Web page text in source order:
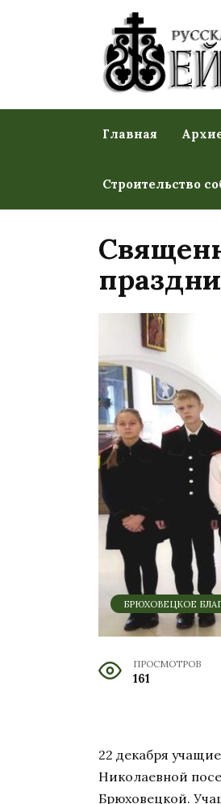
Главная
Строительство
БРЮХОВЕЦКОЕ
ПРОСМОТРОВ
161
22 декабря
Николаевной
Брюховецкой.